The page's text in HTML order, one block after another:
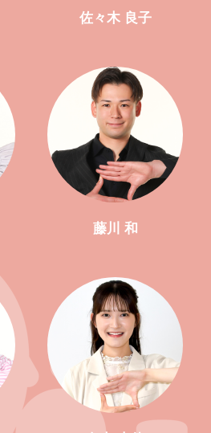
佐々木 良子
藤川 和